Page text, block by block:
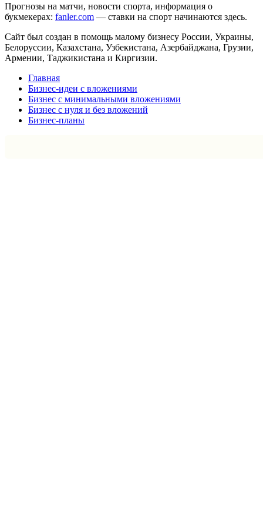
Прогнозы на матчи, новости спорта, информация о
букмекерах: fanler.com — ставки на спорт начинаются здесь.
Сайт был создан в помощь малому бизнесу России, Украины,
Белоруссии, Казахстана, Узбекистана, Азербайджана, Грузии,
Армении, Таджикистана и Киргизии.
Главная
Бизнес-идеи с вложениями
Бизнес с минимальными вложениями
Бизнес с нуля и без вложений
Бизнес-планы